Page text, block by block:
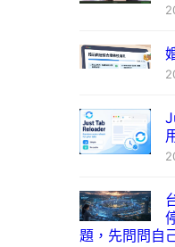
題，先問問自